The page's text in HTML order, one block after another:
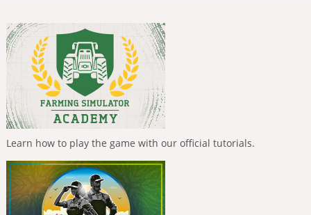
Learn how to play the game with our official tutorials.